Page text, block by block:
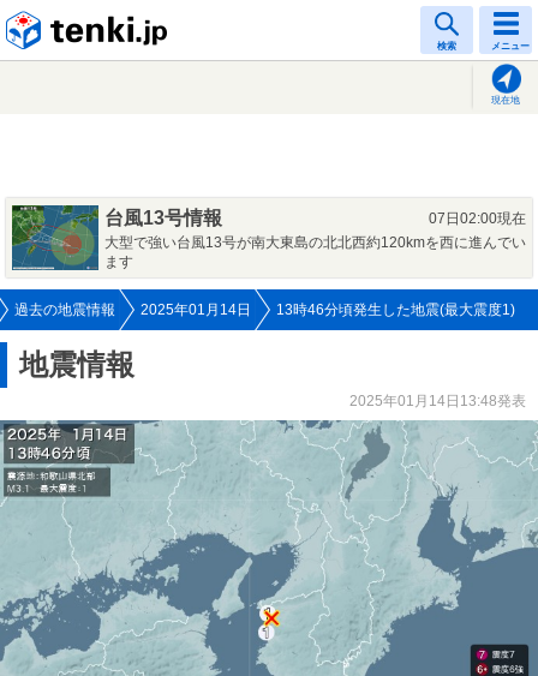
検索 メニュー
現在地
台風13号情報
07日02:00現在
大型で強い台風13号が南大東島の北北西約120kmを西に進んでい
ます
過去の地震情報 2025年01月14日 13時46分頃発生した地震(最大震度1)
地震情報
2025年01月14日13:48発表